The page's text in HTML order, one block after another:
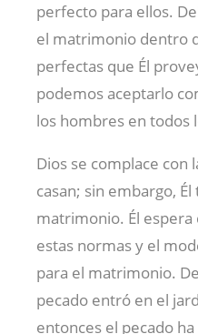
perfecto para ellos.
el matrimonio dentro
perfectas que Él
podemos aceptarlo
los hombres en todos
Dios se complace con
casan; sin embargo,
matrimonio. Él espera
estas normas y el
para el matrimonio.
pecado entró en el
entonces el pecado